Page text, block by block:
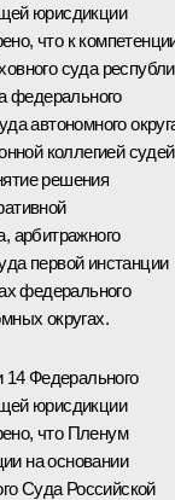
юрисдикции
что к
суда
федерального
автономного
коллегией судей
решения
арбитражного
первой инстанции
федерального
округах.
14 Федерального
юрисдикции
что Пленум
на основании
Суда Российской